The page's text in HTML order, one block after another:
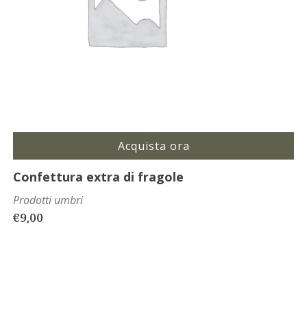
Acquista ora
Confettura extra di fragole
Prodotti umbri
€9,00